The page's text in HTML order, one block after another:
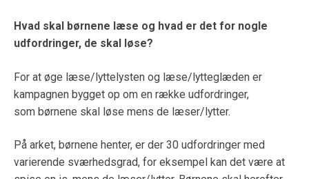
Hvad skal børnene læse og hvad er det for nogle
udfordringer, de skal løse?
For at øge læse/lyttelysten og læse/lytteglæden er
kampagnen bygget op om en række udfordringer,
som børnene skal løse mens de læser/lytter.
På arket, børnene henter, er der 30 udfordringer med
varierende sværhedsgrad, for eksempel kan det være at